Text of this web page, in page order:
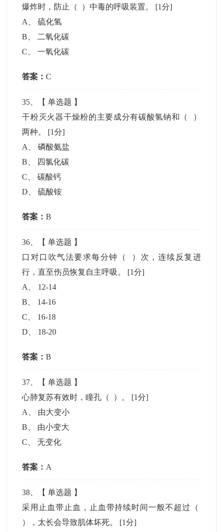
爆炸时，防止（ ）中毒的呼吸装置。 [1分]
A
、硫化氢
B
二氧化碳
C 、一氧化碳
答案：C
35 、【单选题 】
干粉灭火器干燥粉的主要成分有碳酸氢钠和（ ）
两种。 [1分]
A
、磷酸氨盐
B
四氯化碳
C 、碳酸钙
D 、硫酸铵
答案：B
36 、【单选题 】
口对口吹气法要求每分钟（ ）次，连续反复进
行，直至伤员恢复自主呼吸。 [1分]
A
12-14
B
14-16
C
16-18
D
18-20
答案：B
37 、【单选题 】
心肺复苏有效时，瞳孔（ ）。 [1分]
A
由大变小
B
由小变大
C 、无变化
答案： A
38 、【单选题 】
采用止血带止血，止血带持续时间一般不超过（
），太长会导致肌体坏死。 [1分]